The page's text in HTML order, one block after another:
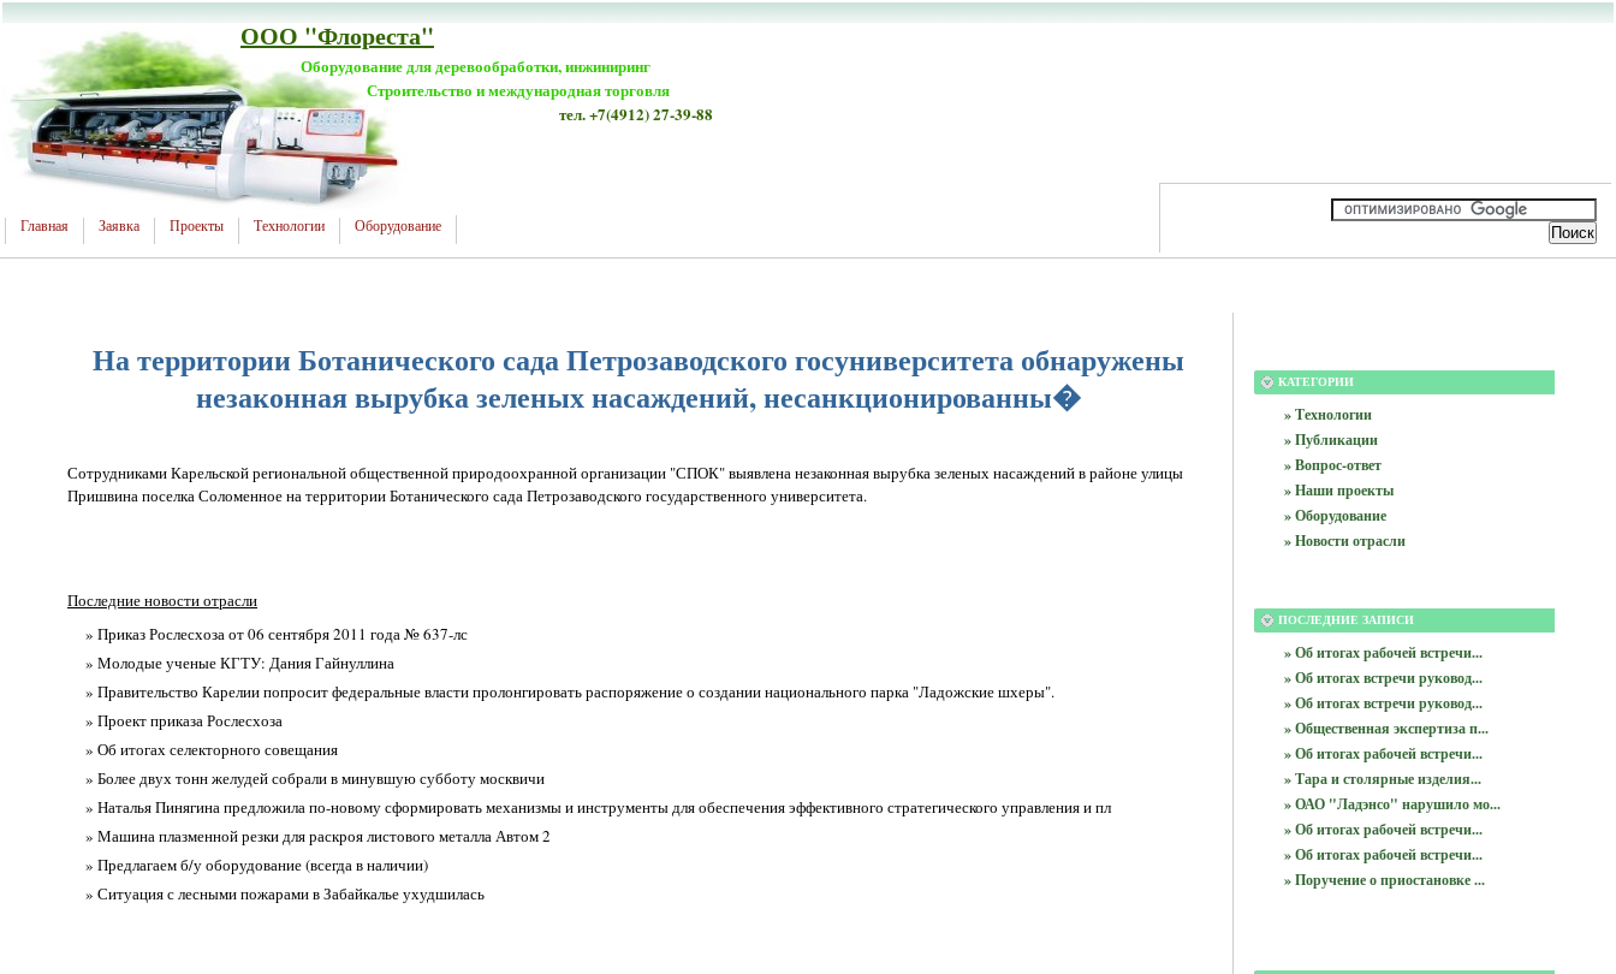
ООО "Флореста"
Оборудование для деревообработки, инжиниринг
Строительство и международная торговля
тел. +7(4912) 27-39-88
Главная Заявка Проекты Технологии Оборудование
На территории Ботанического сада Петрозаводского госуниверситета обнаружены
незаконная вырубка зеленых насаждений, несанкционированны�
Сотрудниками Карельской региональной общественной природоохранной организации "СПОК" выявлена незаконная вырубка зеленых насаждений в районе улицы
Пришвина поселка Соломенное на территории Ботанического сада Петрозаводского государственного университета.
Последние новости отрасли
» Приказ Рослесхоза от 06 сентября 2011 года № 637-лс
» Молодые ученые КГТУ: Дания Гайнуллина
» Правительство Карелии попросит федеральные власти пролонгировать распоряжение о создании национального парка "Ладожские шхеры".
» Проект приказа Рослесхоза
» Об итогах селекторного совещания
» Более двух тонн желудей собрали в минувшую субботу москвичи
» Наталья Пинягина предложила по-новому сформировать механизмы и инструменты для обеспечения эффективного стратегического управления и пл
» Машина плазменной резки для раскроя листового металла Автом 2
» Предлагаем б/у оборудование (всегда в наличии)
» Ситуация с лесными пожарами в Забайкалье ухудшилась
КАТЕГОРИИ
» Технологии
» Публикации
» Вопрос-ответ
» Наши проекты
» Оборудование
» Новости отрасли
ПОСЛЕДНИЕ ЗАПИСИ
» Об итогах рабочей встречи...
» Об итогах встречи руковод...
» Об итогах встречи руковод...
» Общественная экспертиза п...
» Об итогах рабочей встречи...
» Тара и столярные изделия...
» ОАО "Ладэнсо" нарушило мо...
» Об итогах рабочей встречи...
» Об итогах рабочей встречи...
» Поручение о приостановке ...